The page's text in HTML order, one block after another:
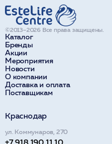
Каталог
Бренды
Акции
Мероприятия
Новости
О компании
Доставка и оплата
Поставщикам
©2013–2026 Все права защищены.
Краснодар
ул. Коммунаров, 270
+7 918 190 11 10